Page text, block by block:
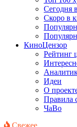
Сегодня
Скоро в
КиноЦензор
Рейтинг
Идеи
О
Правила
ЧаВо
Свежее